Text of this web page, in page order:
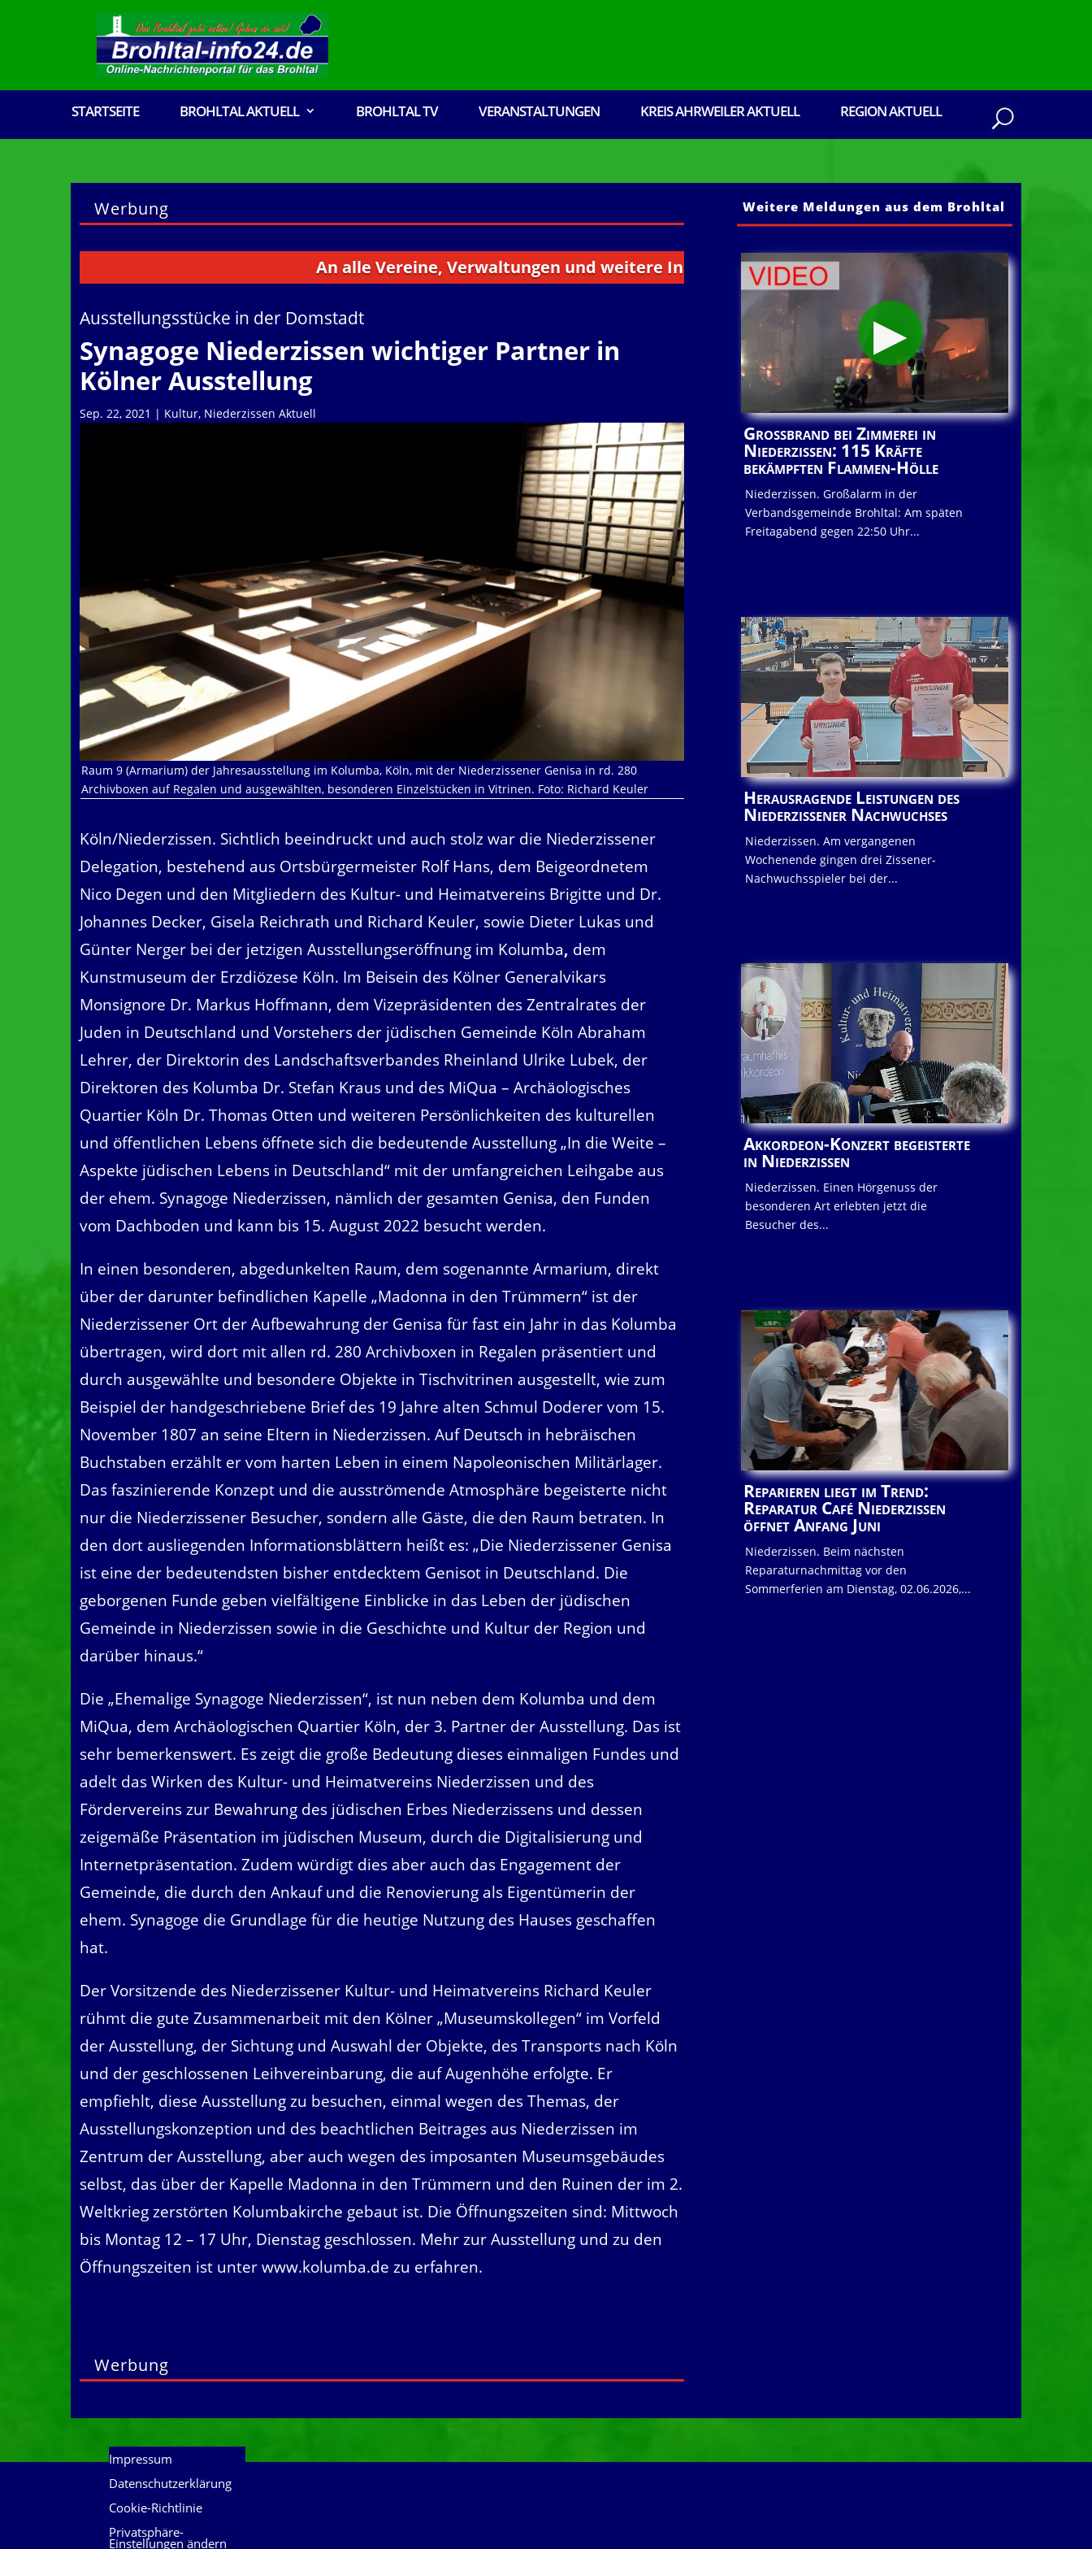
STARTSEITE BROHLTAL AKTUELL BROHLTAL TV VERANSTALTUNGEN KREIS AHRWEILER AKTUELL REGION AKTUELL
Werbung
An alle Vereine, Verwaltungen und weitere Institutionen aus dem Brohltal: Senden Sie ihre
Ausstellungsstücke in der Domstadt
Synagoge Niederzissen wichtiger Partner in
Kölner Ausstellung
Sep. 22, 2021 | Kultur, Niederzissen Aktuell
Raum 9 (Armarium) der Jahresausstellung im Kolumba, Köln, mit der Niederzissener Genisa in rd. 280
Archivboxen auf Regalen und ausgewählten, besonderen Einzelstücken in Vitrinen. Foto: Richard Keuler
Köln/Niederzissen. Sichtlich beeindruckt und auch stolz war die Niederzissener
Delegation, bestehend aus Ortsbürgermeister Rolf Hans, dem Beigeordnetem
Nico Degen und den Mitgliedern des Kultur- und Heimatvereins Brigitte und Dr.
Johannes Decker, Gisela Reichrath und Richard Keuler, sowie Dieter Lukas und
Günter Nerger bei der jetzigen Ausstellungseröffnung im Kolumba, dem
Kunstmuseum der Erzdiözese Köln. Im Beisein des Kölner Generalvikars
Monsignore Dr. Markus Hoffmann, dem Vizepräsidenten des Zentralrates der
Juden in Deutschland und Vorstehers der jüdischen Gemeinde Köln Abraham
Lehrer, der Direktorin des Landschaftsverbandes Rheinland Ulrike Lubek, der
Direktoren des Kolumba Dr. Stefan Kraus und des MiQua – Archäologisches
Quartier Köln Dr. Thomas Otten und weiteren Persönlichkeiten des kulturellen
und öffentlichen Lebens öffnete sich die bedeutende Ausstellung „In die Weite –
Aspekte jüdischen Lebens in Deutschland“ mit der umfangreichen Leihgabe aus
der ehem. Synagoge Niederzissen, nämlich der gesamten Genisa, den Funden
vom Dachboden und kann bis 15. August 2022 besucht werden.
In einen besonderen, abgedunkelten Raum, dem sogenannte Armarium, direkt
über der darunter befindlichen Kapelle „Madonna in den Trümmern“ ist der
Niederzissener Ort der Aufbewahrung der Genisa für fast ein Jahr in das Kolumba
übertragen, wird dort mit allen rd. 280 Archivboxen in Regalen präsentiert und
durch ausgewählte und besondere Objekte in Tischvitrinen ausgestellt, wie zum
Beispiel der handgeschriebene Brief des 19 Jahre alten Schmul Doderer vom 15.
November 1807 an seine Eltern in Niederzissen. Auf Deutsch in hebräischen
Buchstaben erzählt er vom harten Leben in einem Napoleonischen Militärlager.
Das faszinierende Konzept und die ausströmende Atmosphäre begeisterte nicht
nur die Niederzissener Besucher, sondern alle Gäste, die den Raum betraten. In
den dort ausliegenden Informationsblättern heißt es: „Die Niederzissener Genisa
ist eine der bedeutendsten bisher entdecktem Genisot in Deutschland. Die
geborgenen Funde geben vielfältigene Einblicke in das Leben der jüdischen
Gemeinde in Niederzissen sowie in die Geschichte und Kultur der Region und
darüber hinaus.“
Die „Ehemalige Synagoge Niederzissen“, ist nun neben dem Kolumba und dem
MiQua, dem Archäologischen Quartier Köln, der 3. Partner der Ausstellung. Das ist
sehr bemerkenswert. Es zeigt die große Bedeutung dieses einmaligen Fundes und
adelt das Wirken des Kultur- und Heimatvereins Niederzissen und des
Fördervereins zur Bewahrung des jüdischen Erbes Niederzissens und dessen
zeigemäße Präsentation im jüdischen Museum, durch die Digitalisierung und
Internetpräsentation. Zudem würdigt dies aber auch das Engagement der
Gemeinde, die durch den Ankauf und die Renovierung als Eigentümerin der
ehem. Synagoge die Grundlage für die heutige Nutzung des Hauses geschaffen
hat.
Der Vorsitzende des Niederzissener Kultur- und Heimatvereins Richard Keuler
rühmt die gute Zusammenarbeit mit den Kölner „Museumskollegen“ im Vorfeld
der Ausstellung, der Sichtung und Auswahl der Objekte, des Transports nach Köln
und der geschlossenen Leihvereinbarung, die auf Augenhöhe erfolgte. Er
empfiehlt, diese Ausstellung zu besuchen, einmal wegen des Themas, der
Ausstellungskonzeption und des beachtlichen Beitrages aus Niederzissen im
Zentrum der Ausstellung, aber auch wegen des imposanten Museumsgebäudes
selbst, das über der Kapelle Madonna in den Trümmern und den Ruinen der im 2.
Weltkrieg zerstörten Kolumbakirche gebaut ist. Die Öffnungszeiten sind: Mittwoch
bis Montag 12 – 17 Uhr, Dienstag geschlossen. Mehr zur Ausstellung und zu den
Öffnungszeiten ist unterwww.kolumba.de zu erfahren.
Werbung
Weitere Meldungen aus dem Brohltal
Großbrand bei Zimmerei in
Niederzissen: 115 Kräfte
bekämpften Flammen-Hölle
Niederzissen. Großalarm in der
Verbandsgemeinde Brohltal: Am späten
Freitagabend gegen 22:50 Uhr...
Herausragende Leistungen des
Niederzissener Nachwuchses
Niederzissen. Am vergangenen
Wochenende gingen drei Zissener-
Nachwuchsspieler bei der...
Akkordeon-Konzert begeisterte
in Niederzissen
Niederzissen. Einen Hörgenuss der
besonderen Art erlebten jetzt die
Besucher des...
Reparieren liegt im Trend:
Reparatur Café Niederzissen
öffnet Anfang Juni
Niederzissen. Beim nächsten
Reparaturnachmittag vor den
Sommerferien am Dienstag, 02.06.2026,...
Impressum
Datenschutzerklärung
Cookie-Richtlinie
Privatsphäre-
Einstellungen ändern